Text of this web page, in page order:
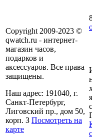
Copyright 2009-2023 ©
qwatch.ru - интернет-
магазин часов,
подарков и
аксессуаров. Все права
защищены.
Наш адрес: 191040, г.
Санкт-Петербург,
Лиговский пр., дом 50,
корп. З Посмотреть на
карте